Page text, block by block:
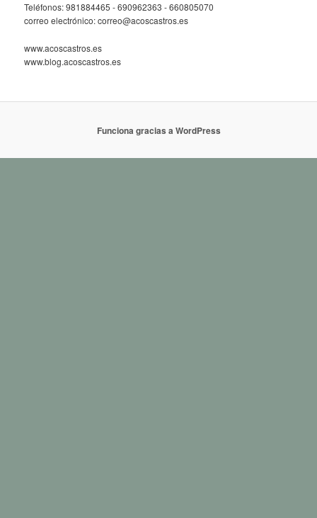
Teléfonos: 981884465 - 690962363 - 660805070
correo electrónico: correo@acoscastros.es
www.acoscastros.es
www.blog.acoscastros.es
Funciona gracias a WordPress